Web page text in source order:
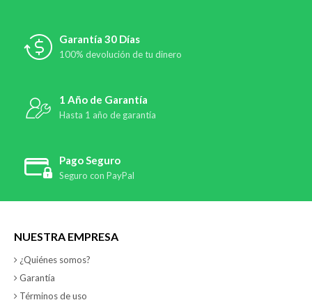
Garantía 30 Días
100% devolución de tu dinero
1 Año de Garantía
Hasta 1 año de garantía
Pago Seguro
Seguro con PayPal
NUESTRA EMPRESA
¿Quiénes somos?
Garantía
Términos de uso